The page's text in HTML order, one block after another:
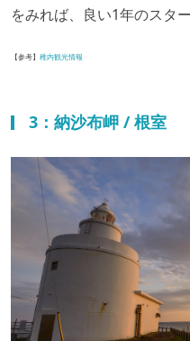
をみれば、良い1年のスタ
【参考】 稚内観光情報
3：納沙布岬 / 根室